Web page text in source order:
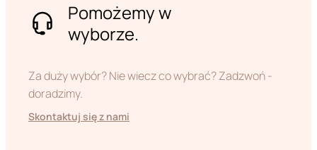
Pomożemy w
wyborze.
Za duży wybór? Nie wiecz co wybrać? Zadzwoń -
doradzimy.
Skontaktuj się z nami